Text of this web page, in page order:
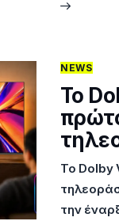
NEWS
Το
Το Dolby
την